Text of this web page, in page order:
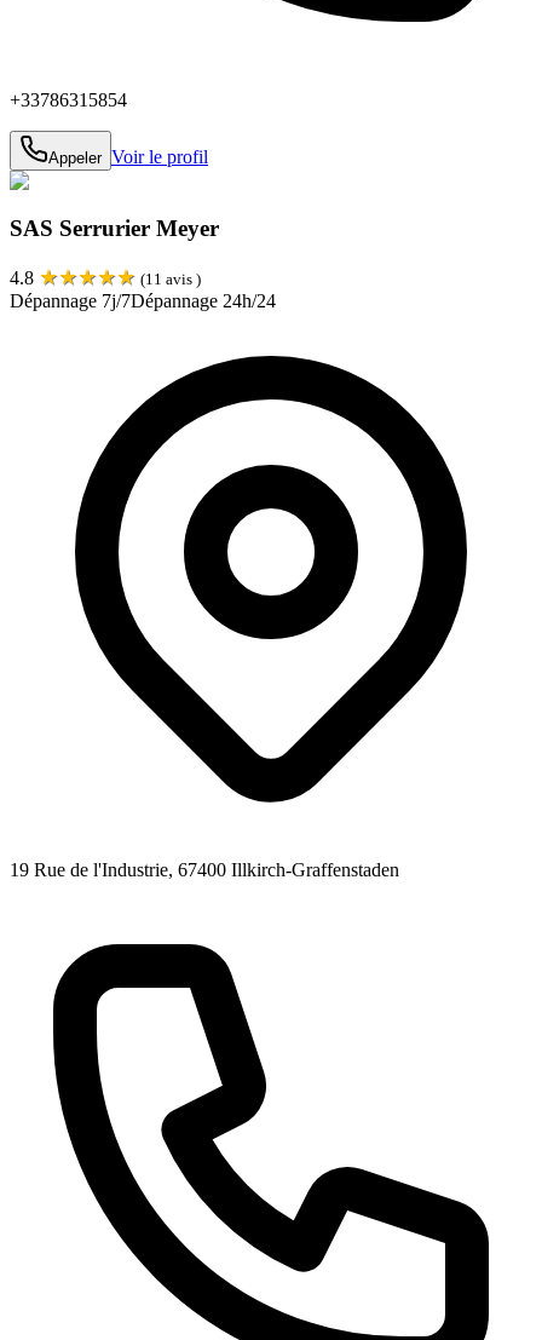
+33786315854
Appeler Voir le profil
SAS Serrurier Meyer
4.8 ★★★★★ (11 avis )
Dépannage 7j/7Dépannage 24h/24
19 Rue de l'Industrie, 67400 Illkirch-Graffenstaden